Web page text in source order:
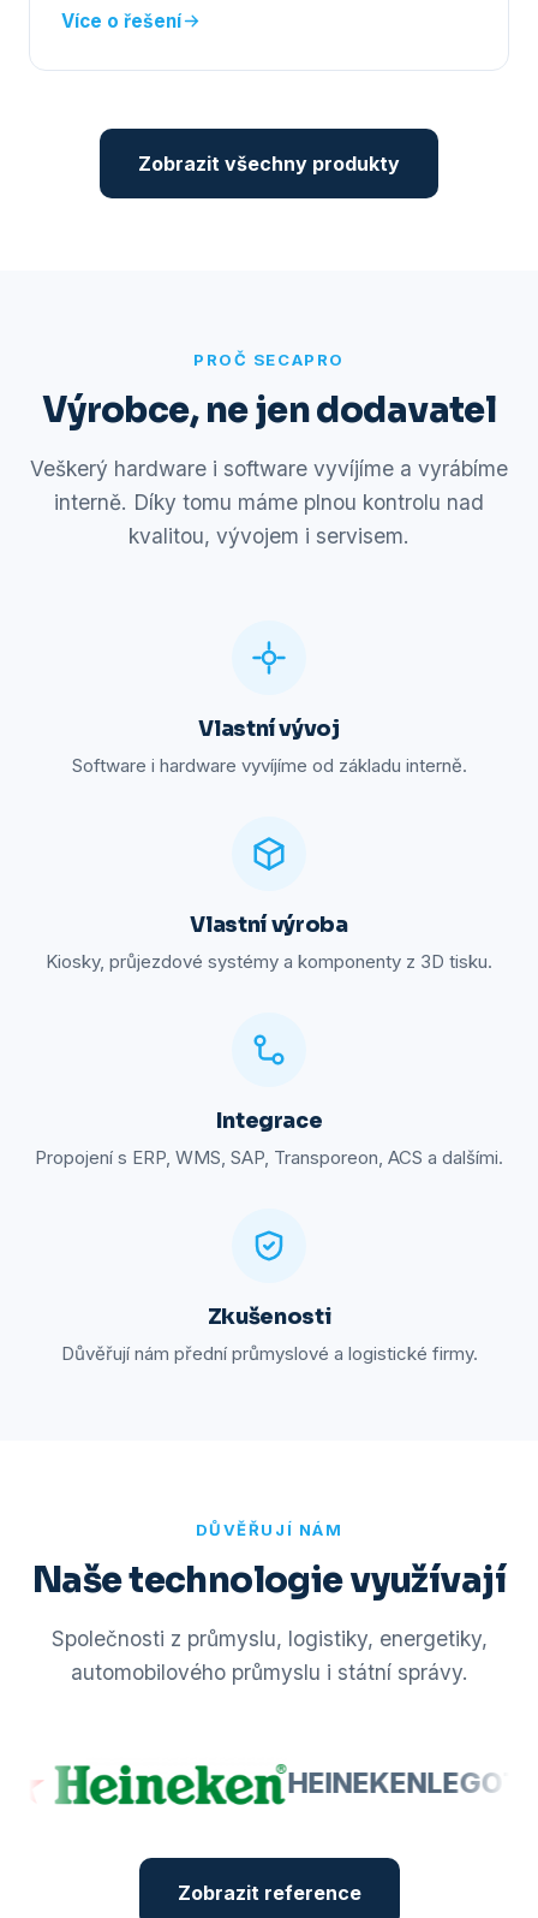
Více o řešení
Zobrazit všechny produkty
PROČ SECAPRO
Výrobce, ne jen dodavatel
Veškerý hardware i software vyvíjíme a vyrábíme
interně. Díky tomu máme plnou kontrolu nad
kvalitou, vývojem i servisem.
Vlastní vývoj
Software i hardware vyvíjíme od základu interně.
Vlastní výroba
Kiosky, průjezdové systémy a komponenty z 3D tisku.
Integrace
Propojení s ERP, WMS, SAP, Transporeon, ACS a dalšími.
Zkušenosti
Důvěřují nám přední průmyslové a logistické firmy.
DŮVĚŘUJÍ NÁM
Naše technologie využívají
Společnosti z průmyslu, logistiky, energetiky,
automobilového průmyslu i státní správy.
HEINEKENLEGO
Zobrazit reference